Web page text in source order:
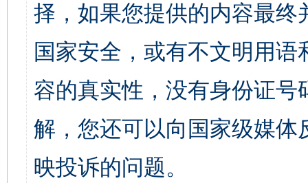
择，如果您提供的内容最
国家安全，或有不文明用
容的真实性，没有身份证
解，您还可以向国家级媒
映投诉的问题。